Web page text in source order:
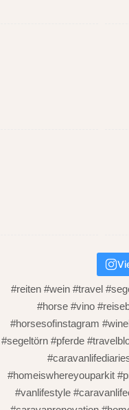
#reiten #wein #travel
#horse #vino
#horsesofinstagram
#segeltörn #pferde
#homeiswhereyouparkit
#vanlifestyle